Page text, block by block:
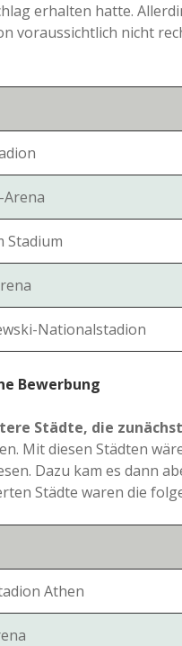
erhalten hatte.
voraussichtlich nicht
Stadium
Nationalstadion
Bewerbung
Städte, die
Mit diesen Städten
Dazu kam es dann
Städte waren die
Athen